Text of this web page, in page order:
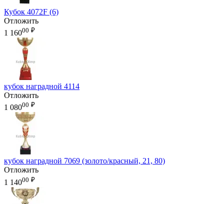
Кубок 4072F (6)
Отложить
1 16000 ₽
кубок наградной 4114
Отложить
1 08000 ₽
кубок наградной 7069 (золото/красный, 21, 80)
Отложить
1 14000 ₽